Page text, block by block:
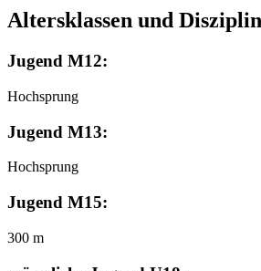
Altersklassen und
Jugend M12:
Hochsprung
Jugend M13:
Hochsprung
Jugend M15:
300 m